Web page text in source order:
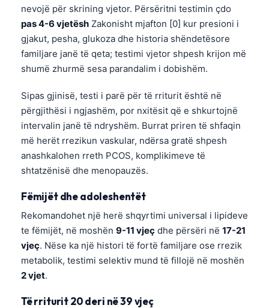
nevojë për skrining vjetor. Përsëritni testimin çdo
pas 4-6 vjetësh Zakonisht mjafton [0] kur presioni i
gjakut, pesha, glukoza dhe historia shëndetësore
familjare janë të qeta; testimi vjetor shpesh krijon më
shumë zhurmë sesa parandalim i dobishëm.
Sipas gjinisë, testi i parë për të rriturit është në
përgjithësi i ngjashëm, por nxitësit që e shkurtojnë
intervalin janë të ndryshëm. Burrat priren të shfaqin
më herët rrezikun vaskular, ndërsa gratë shpesh
anashkalohen rreth PCOS, komplikimeve të
shtatzënisë dhe menopauzës.
Fëmijët dhe adoleshentët
Rekomandohet një herë shqyrtimi universal i lipideve
te fëmijët, në moshën 9-11 vjeç dhe përsëri në 17-21
vjeç. Nëse ka një histori të fortë familjare ose rrezik
metabolik, testimi selektiv mund të fillojë në moshën
2 vjet.
Të rriturit 20 deri në 39 vjeç